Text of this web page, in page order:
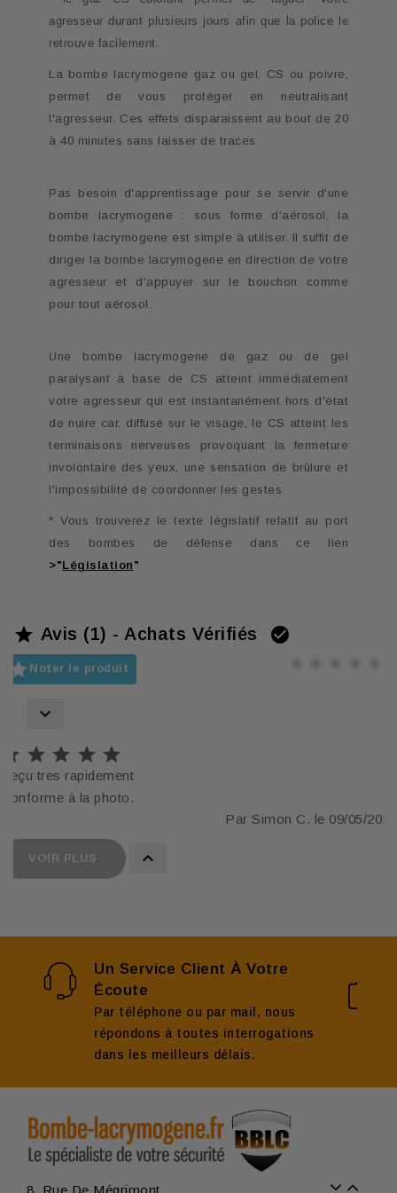
agresseur durant plusieurs jours afin que la police le
retrouve facilement.
La bombe lacrymogene gaz ou gel, CS ou poivre,
permet de vous protéger en neutralisant
l'agresseur. Ces effets disparaissent au bout de 20
à 40 minutes sans laisser de traces.
Pas besoin d'apprentissage pour se servir d'une
bombe lacrymogene : sous forme d'aérosol, la
bombe lacrymogene est simple à utiliser. Il suffit de
diriger la bombe lacrymogene en direction de votre
agresseur et d'appuyer sur le bouchon comme
pour tout aérosol.
Une bombe lacrymogene de gaz ou de gel
paralysant à base de CS atteint immédiatement
votre agresseur qui est instantanément hors d'état
de nuire car, diffusé sur le visage, le CS atteint les
terminaisons nerveuses provoquant la fermeture
involontaire des yeux, une sensation de brûlure et
l'impossibilité de coordonner les gestes.
* Vous trouverez le texte législatif relatif au port
des bombes de défense dans ce lien
>"Législation "
 Avis (1) - Achats Vérifiés

 Noter le produit

    
Reçu tres rapidement
Conforme à la photo.
Par Simon C. le 09/05/2019
VOIR PLUS 
Un Service Client À Votre
Écoute
Par téléphone ou par mail, nous
répondons à toutes interrogations
dans les meilleurs délais.
8, Rue De Mégrimont